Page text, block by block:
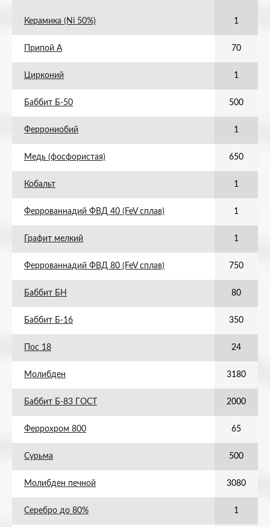
Керамика (Ni 50%) 1
Припой А 70
Цирконий 1
Баббит Б-50 500
Феррониобий 1
Медь (фосфористая) 650
Кобальт 1
Феррованнадий ФВД 40 (FeV сплав) 1
Графит мелкий 1
Феррованнадий ФВД 80 (FeV сплав) 750
Баббит БН 80
Баббит Б-16 350
Пос 18 24
Молибден 3180
Баббит Б-83 ГОСТ 2000
Феррохром 800 65
Сурьма 500
Молибден печной 3080
Серебро до 80% 1